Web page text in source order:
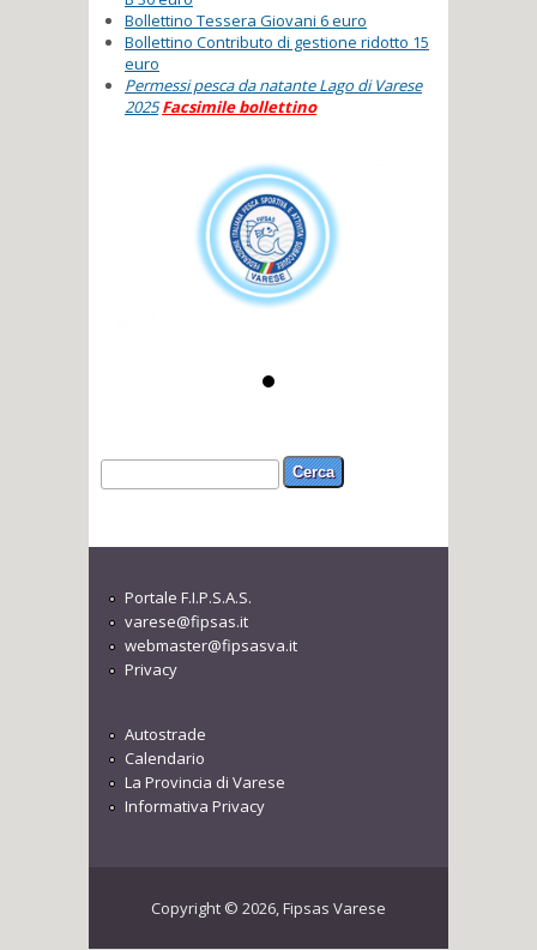
Bollettino Tessera Giovani 6 euro
Bollettino Contributo di gestione ridotto 15
euro
Permessi pesca da natante Lago di Varese
2025 Facsimile bollettino
Form di ricerca
Cerca
Portale F.I.P.S.A.S.
varese@fipsas.it
webmaster@fipsasva.it
Privacy
Autostrade
Calendario
La Provincia di Varese
Informativa Privacy
Copyright © 2026, Fipsas Varese